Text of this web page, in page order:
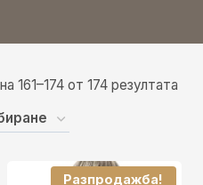
161–174 от 174 резултата
Разпродажба!